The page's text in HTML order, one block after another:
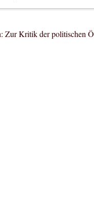
Zur Kritik der politischen